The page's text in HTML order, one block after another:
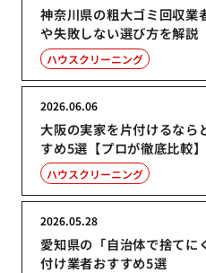
神奈川県の粗大ゴミ回収業
や失敗しない選び方を解説
ハウスクリーニング
大阪の実家を片付けるなら
すめ5選【プロが徹底比較】
2026.06.06
ハウスクリーニング
愛知県の「自治体で捨てに
付け業者おすすめ5選
2026.05.28